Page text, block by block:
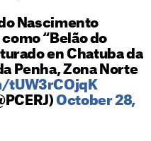
Nascimento
“Belão do
en Chatuba da
Penha, Zona Norte
tUW3rCOjqK
October 28,